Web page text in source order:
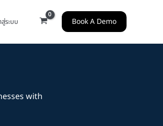
สู่ระบบ Book A Demo
with